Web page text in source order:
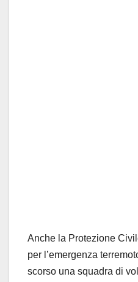
Anche la Protezione
per l’emergenza
scorso una squadra di